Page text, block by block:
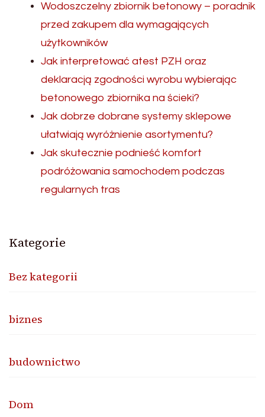
Wodoszczelny zbiornik betonowy – poradnik
przed zakupem dla wymagających
użytkowników
Jak interpretować atest PZH oraz
deklaracją zgodności wyrobu wybierając
betonowego zbiornika na ścieki?
Jak dobrze dobrane systemy sklepowe
ułatwiają wyróżnienie asortymentu?
Jak skutecznie podnieść komfort
podróżowania samochodem podczas
regularnych tras
Kategorie
Bez kategorii
biznes
budownictwo
Dom